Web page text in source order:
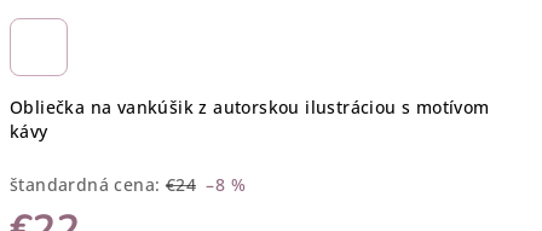
Obliečka na vankúšik z autorskou ilustráciou s motívom
kávy
štandardná cena: €24 –8 %